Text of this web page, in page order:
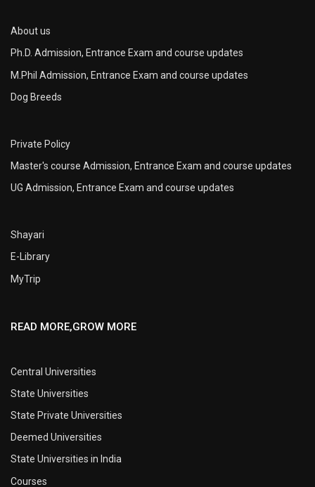
About us
Ph.D. Admission, Entrance Exam and course updates
M.Phil Admission, Entrance Exam and course updates
Dog Breeds
Private Policy
Master's course Admission, Entrance Exam and course updates
UG Admission, Entrance Exam and course updates
Shayari
E-Library
MyTrip
READ MORE,GROW MORE
Central Universities
State Universities
State Private Universities
Deemed Universities
State Universities in India
Courses